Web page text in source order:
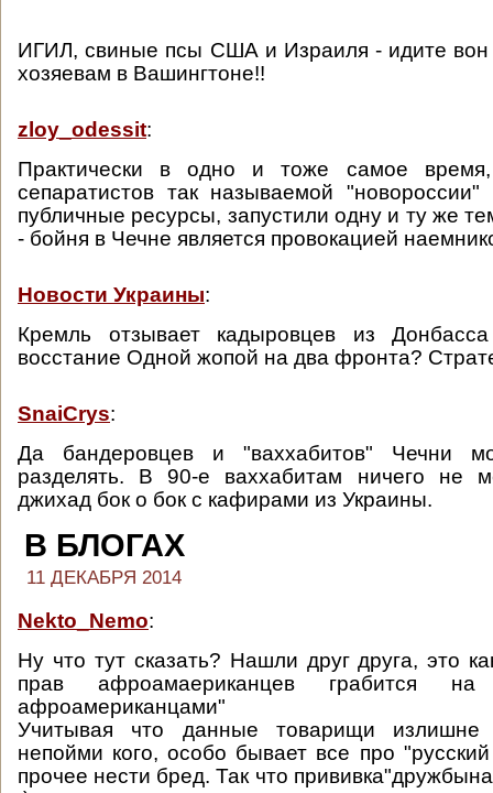
ИГИЛ, свиные псы США и Израиля - идите вон
хозяевам в Вашингтоне!!
zloy_odessit:
Практически в одно и тоже самое
сепаратистов так называемой "новороссии"
публичные ресурсы, запустили одну и ту же
- бойня в Чечне является провокацией
Новости Украины:
Кремль отзывает кадыровцев из
восстание Одной жопой на два фронта?
SnaiCrys:
Да бандеровцев и "ваххабитов" Чечни
разделять. В 90-е ваххабитам ничего не
джихад бок о бок с кафирами из Украины.
В БЛОГАХ
11 ДЕКАБРЯ 2014
Nekto_Nemo:
Ну что тут сказать? Нашли друг друга, это
прав афроамаериканцев грабится
афроамериканцами"
Учитывая что данные товарищи
непойми кого, особо бывает все про
прочее нести бред. Так что